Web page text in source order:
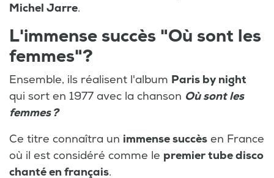
Michel Jarre.
L'immense succès "Où sont les
femmes"?
Ensemble, ils réalisent l'album Paris by night
qui sort en 1977 avec la chanson Où sont les
femmes ?
Ce titre connaîtra un immense succès en France
où il est considéré comme le premier tube disco
chanté en français.